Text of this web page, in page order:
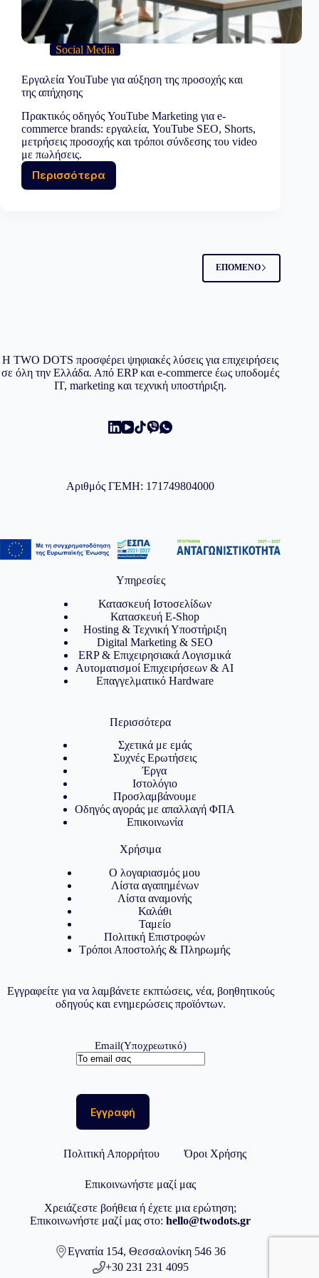
Social Media
Εργαλεία YouTube για αύξηση της προσοχής και
της απήχησης
Πρακτικός οδηγός YouTube Marketing για e-
commerce brands: εργαλεία, YouTube SEO, Shorts,
μετρήσεις προσοχής και τρόποι σύνδεσης του video
με πωλήσεις.
Περισσότερα
Εργαλεία
YouTube
ΕΠΌΜΕΝΟ
Η TWO DOTS προσφέρει ψηφιακές λύσεις για επιχειρήσεις
σε όλη την Ελλάδα. Από ERP και e-commerce έως υποδομές
IT, marketing και τεχνική υποστήριξη.
Αριθμός ΓΕΜΗ: 171749804000
Υπηρεσίες
Κατασκευή Ιστοσελίδων
Κατασκευή E-Shop
Hosting & Τεχνική Υποστήριξη
Digital Marketing & SEO
ERP & Επιχειρησιακά Λογισμικά
Αυτοματισμοί Επιχειρήσεων & AI
Επαγγελματικό Hardware
Περισσότερα
Σχετικά με εμάς
Συχνές Ερωτήσεις
Έργα
Ιστολόγιο
Προσλαμβάνουμε
Οδηγός αγοράς με απαλλαγή ΦΠΑ
Επικοινωνία
Χρήσιμα
Ο λογαριασμός μου
Λίστα αγαπημένων
Λίστα αναμονής
Καλάθι
Ταμείο
Πολιτική Επιστροφών
Τρόποι Αποστολής & Πληρωμής
Εγγραφείτε για να λαμβάνετε εκπτώσεις, νέα, βοηθητικούς
οδηγούς και ενημερώσεις προϊόντων.
Email(Υποχρεωτικό)
Πολιτική Απορρήτου Όροι Χρήσης
Επικοινωνήστε μαζί μας
Χρειάζεστε βοήθεια ή έχετε μια ερώτηση;
Επικοινωνήστε μαζί μας στο:hello@twodots.gr
Εγνατία 154, Θεσσαλονίκη 546 36
+30 231 231 4095